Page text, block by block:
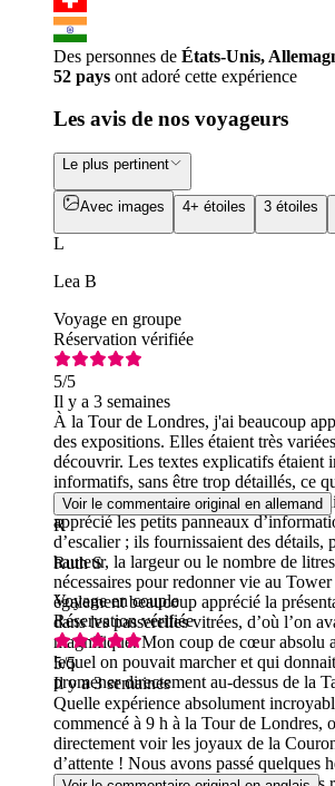
Des personnes de États-Unis,
52 pays ont adoré cette expérience
Les avis de nos voyageurs
Le plus pertinent
Avec images 4+ étoiles 3 étoiles
L
Lea B
Voyage en groupe
Réservation vérifiée
5/5
Il y a 3 semaines
À la Tour de Londres, j'ai beaucoup
des expositions. Elles étaient très
découvrir. Les textes explicatifs étaient
informatifs, sans être trop détaillés, ce
lire attentivement. Au Tower Bridge,
apprécié les petits panneaux
d’escalier ; ils fournissaient des détails,
hauteur, la largeur ou le nombre de
nécessaires pour redonner vie au
également beaucoup apprécié la
dans les passerelles vitrées, d’où l’on
magnifique. Mon coup de cœur absolu
lequel on pouvait marcher et qui
promener directement au-dessus de la
Voir le commentaire original en allemand
R
Ruth S
Voyage en couple
Réservation vérifiée
5/5
Il y a 3 semaines
Quelle expérience absolument
commencé à 9 h à la Tour de Londres,
directement voir les joyaux de la
d’attente ! Nous avons passé quelques